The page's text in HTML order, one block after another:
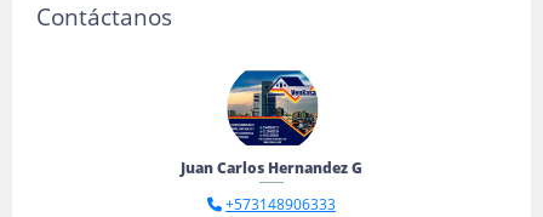
Contáctanos
Juan Carlos Hernandez G
+573148906333